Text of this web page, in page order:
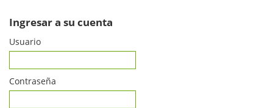
Ingresar a su cuenta
Usuario
Contraseña